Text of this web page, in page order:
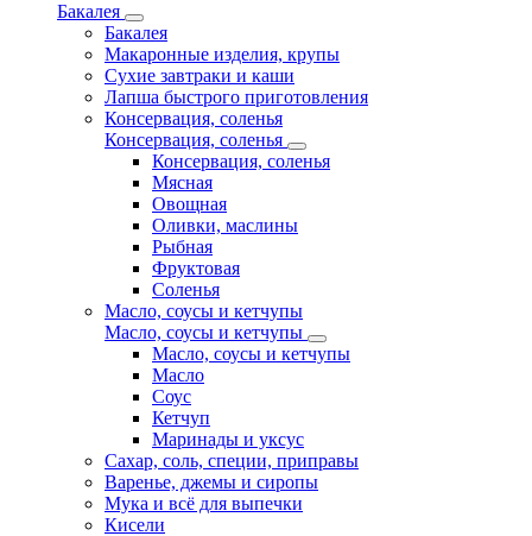
Бакалея
Бакалея
Макаронные изделия, крупы
Сухие завтраки и каши
Лапша быстрого приготовления
Консервация, соленья
Консервация, соленья
Консервация, соленья
Мясная
Овощная
Оливки, маслины
Рыбная
Фруктовая
Соленья
Масло, соусы и кетчупы
Масло, соусы и кетчупы
Масло, соусы и кетчупы
Масло
Соус
Кетчуп
Маринады и уксус
Сахар, соль, специи, приправы
Варенье, джемы и сиропы
Мука и всё для выпечки
Кисели